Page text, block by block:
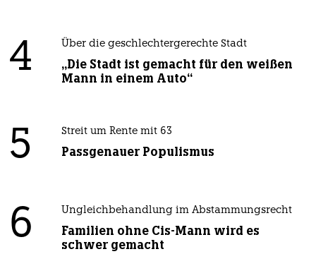
4 Über die geschlechtergerechte Stadt
„Die Stadt ist gemacht für den weißen
Mann in einem Auto“
5 Streit um Rente mit 63
Passgenauer Populismus
6 Ungleichbehandlung im Abstammungsrecht
Familien ohne Cis-Mann wird es
schwer gemacht